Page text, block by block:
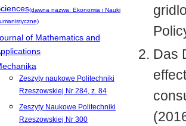
(dawna nazwa: Ekonomia i Nauki
of Mathematics and
Zeszyty naukowe Politechniki
Rzeszowskiej Nr 284, z. 84
Zeszyty Naukowe Politechniki
Rzeszowskiej Nr 300
Das